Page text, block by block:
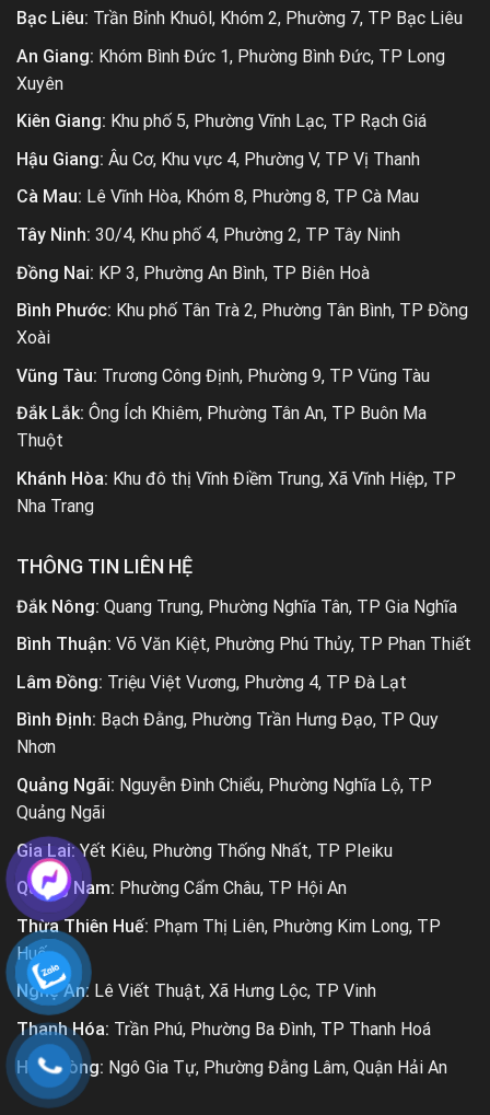
Bạc Liêu: Trần Bỉnh Khuôl, Khóm 2, Phường 7, TP Bạc Liêu
An Giang: Khóm Bình Đức 1, Phường Bình Đức, TP Long
Xuyên
Kiên Giang: Khu phố 5, Phường Vĩnh Lạc, TP Rạch Giá
Hậu Giang: Âu Cơ, Khu vực 4, Phường V, TP Vị Thanh
Cà Mau: Lê Vĩnh Hòa, Khóm 8, Phường 8, TP Cà Mau
Tây Ninh: 30/4, Khu phố 4, Phường 2, TP Tây Ninh
Đồng Nai: KP 3, Phường An Bình, TP Biên Hoà
Bình Phước: Khu phố Tân Trà 2, Phường Tân Bình, TP Đồng
Xoài
Vũng Tàu: Trương Công Định, Phường 9, TP Vũng Tàu
Đắk Lắk: Ông Ích Khiêm, Phường Tân An, TP Buôn Ma
Thuột
Khánh Hòa: Khu đô thị Vĩnh Điềm Trung, Xã Vĩnh Hiệp, TP
Nha Trang
THÔNG TIN LIÊN HỆ
Đắk Nông: Quang Trung, Phường Nghĩa Tân, TP Gia Nghĩa
Bình Thuận: Võ Văn Kiệt, Phường Phú Thủy, TP Phan Thiết
Lâm Đồng: Triệu Việt Vương, Phường 4, TP Đà Lạt
Bình Định: Bạch Đằng, Phường Trần Hưng Đạo, TP Quy
Nhơn
Quảng Ngãi: Nguyễn Đình Chiểu, Phường Nghĩa Lộ, TP
Quảng Ngãi
Gia Lai:Yết Kiêu, Phường Thống Nhất, TP Pleiku
Quảng Nam: Phường Cẩm Châu, TP Hội An
Thừa Thiên Huế: Phạm Thị Liên, Phường Kim Long, TP
Huế
Nghệ An: Lê Viết Thuật, Xã Hưng Lộc, TP Vinh
Thanh Hóa: Trần Phú, Phường Ba Đình, TP Thanh Hoá
Hải Phòng: Ngô Gia Tự, Phường Đằng Lâm, Quận Hải An